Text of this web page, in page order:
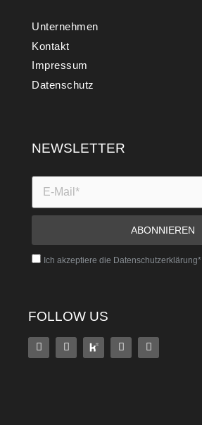
Unternehmen
Kontakt
Impressum
Datenschutz
NEWSLETTER
Ich akzeptiere die Datenschutzerklärung*.
FOLLOW US